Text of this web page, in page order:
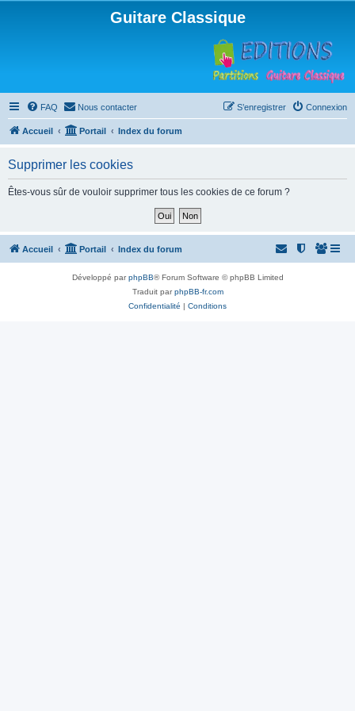
Guitare Classique
FAQ Nous contacter Connexion
S’enregistrer
Accueil Portail Index du forum
Supprimer les cookies
Êtes-vous sûr de vouloir supprimer tous les cookies de ce forum ?
Accueil Portail Index du forum
Développé parphpBB® Forum Software © phpBB Limited
Traduit parphpBB-fr.com
Confidentialité | Conditions